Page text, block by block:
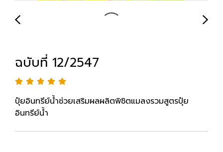
ฉบับที่ 12/2547
ปุ๋ยอินทรีย์น้ำช่วยเสริมผลผลิตพิชิตแมลงรวมสูตรปุ๋ย
อินทรีย์น้ำ